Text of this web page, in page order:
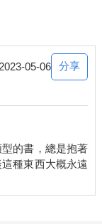
分之百釣到那種
掉下來砸死人沒
的行為，而是魚本
。我抓住旁邊的樹
下陷約兩公尺，就
2023-05-06 分享
的書，總是抱著
種東西大概永遠